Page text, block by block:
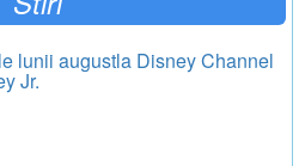
lunii augustla Disney Channel
Jr.